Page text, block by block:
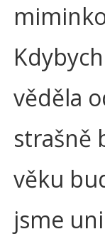
věděla
strašně
věku
jsme